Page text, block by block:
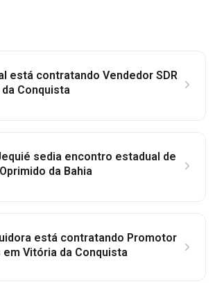
está contratando Vendedor SDR
Conquista
sedia encontro estadual de
da Bahia
está contratando Promotor
em Vitória da Conquista